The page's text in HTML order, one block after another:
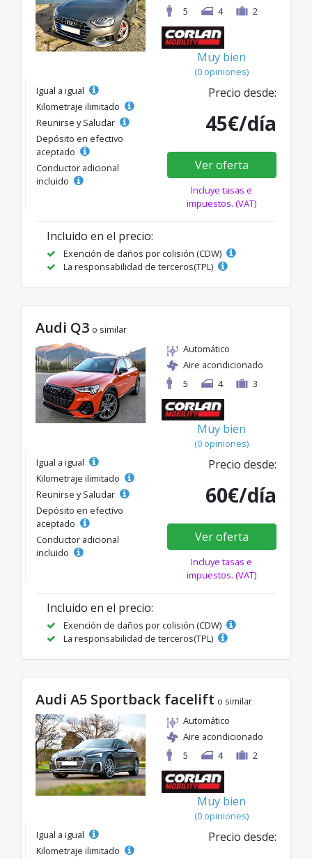
5
4 2
Muy bien
(0 opiniones)
Igual a igual
Kilometraje ilimitado
Reunirse y Saludar
Depósito en efectivo
aceptado
Conductor adicional
incluido
Precio desde:
45€/día
Ver oferta
Incluye tasas e
impuestos. (VAT)
Incluido en el precio:
Exención de daños por colisión (CDW)
La responsabilidad de terceros(TPL)
Audi Q3 o similar
Automático
Aire acondicionado
5
4 3
Muy bien
(0 opiniones)
Igual a igual
Kilometraje ilimitado
Reunirse y Saludar
Depósito en efectivo
aceptado
Conductor adicional
incluido
Precio desde:
60€/día
Ver oferta
Incluye tasas e
impuestos. (VAT)
Incluido en el precio:
Exención de daños por colisión (CDW)
La responsabilidad de terceros(TPL)
Audi A5 Sportback facelift o similar
Automático
Aire acondicionado
5
4 2
Muy bien
(0 opiniones)
Igual a igual
Kilometraje ilimitado
Precio desde: